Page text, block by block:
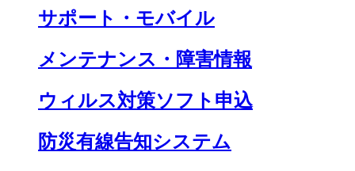
サポート・モバイル
メンテナンス・障害情報
ウィルス対策ソフト申込
防災有線告知システム